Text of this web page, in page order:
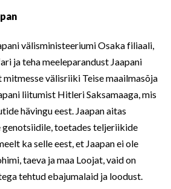
välisministeeriumi Osaka filiaali,
ja teha meeleparandust Jaapani
mitmesse välisriiki Teise maailmasõja
liitumist Hitleri Saksamaaga, mis
hävingu eest. Jaapan aitas
genotsiidile, toetades teljeriikide
ka selle eest, et Jaapan ei ole
taeva ja maa Loojat, vaid on
tehtud ebajumalaid ja loodust.